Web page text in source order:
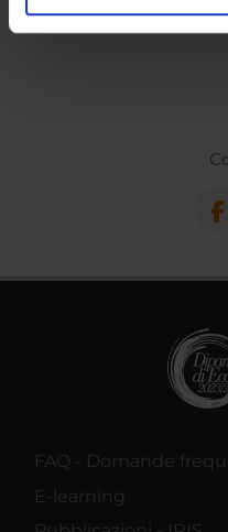
analizzare il nostro
FAQ - Domande
E-learning